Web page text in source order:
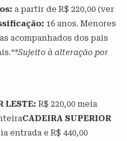
a partir de R$ 220,00 (ver
16 anos. Menores
acompanhados dos pais
*Sujeito à alteração por
LESTE: R$ 220,00 meia
CADEIRA SUPERIOR
entrada e R$ 440,00